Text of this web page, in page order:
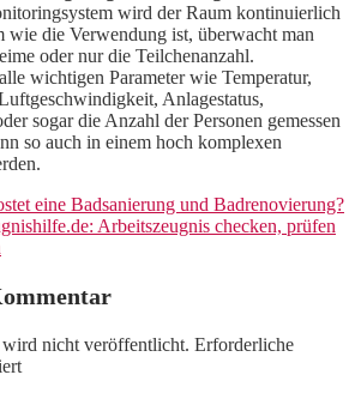
wird der Raum kontinuierlich
wie die Verwendung ist, überwacht man
oder nur die Teilchenanzahl.
wichtigen Parameter wie Temperatur,
Anlagestatus,
sogar die Anzahl der Personen gemessen
so auch in einem hoch komplexen
eine Badsanierung und Badrenovierung?
Arbeitszeugnis checken, prüfen
nicht veröffentlicht. Erforderliche